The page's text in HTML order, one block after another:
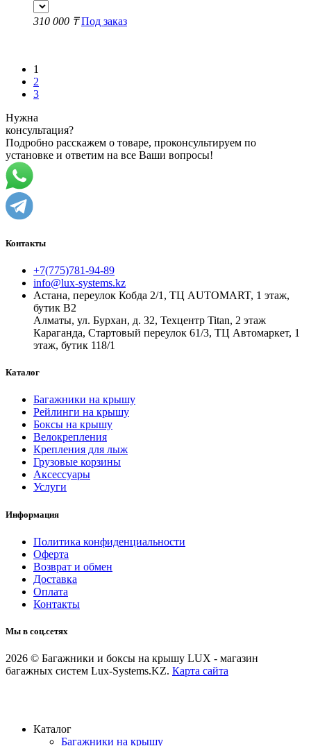
310 000 ₸ Под заказ
1
2
3
Нужна
консультация?
Подробно расскажем о товаре, проконсультируем по
установке и ответим на все Ваши вопросы!
Контакты
+7(775)781-94-89
info@lux-systems.kz
Астана, переулок Кобда 2/1, ТЦ AUTOMART, 1 этаж,
бутик B2
Алматы, ул. Бурхан, д. 32, Техцентр Titan, 2 этаж
Караганда, Стартовый переулок 61/3, ТЦ Автомаркет, 1
этаж, бутик 118/1
Каталог
Багажники на крышу
Рейлинги на крышу
Боксы на крышу
Велокрепления
Крепления для лыж
Грузовые корзины
Аксессуары
Услуги
Информация
Политика конфиденциальности
Оферта
Возврат и обмен
Доставка
Оплата
Контакты
Мы в соц.сетях
2026 © Багажники и боксы на крышу LUX - магазин
багажных систем Lux-Systems.KZ. Карта сайта
Каталог
Багажники на крышу